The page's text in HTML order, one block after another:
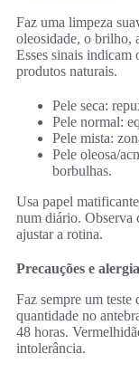
Faz uma limpeza
oleosidade, o brilho,
Esses sinais indicam
produtos naturais.
Pele seca:
Pele normal:
Pele mista:
Pele oleosa/
borbulhas.
Usa papel
num diário. Observa
ajustar a rotina.
Precauções e
Faz sempre um teste
quantidade no
48 horas.
intolerância.